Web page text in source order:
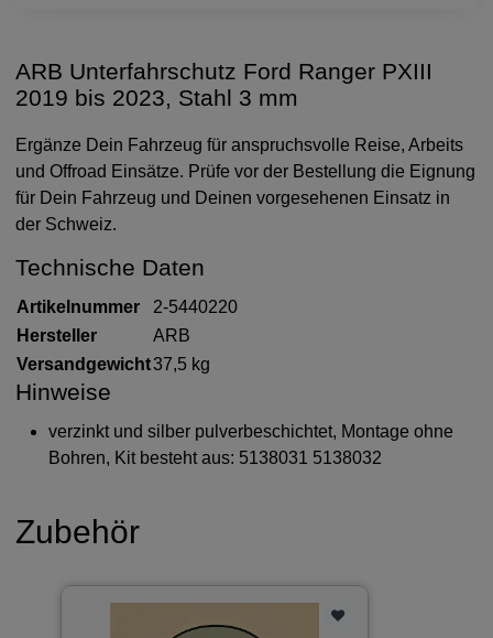
ARB Unterfahrschutz Ford Ranger PXIII
2019 bis 2023, Stahl 3 mm
Ergänze Dein Fahrzeug für anspruchsvolle Reise, Arbeits
und Offroad Einsätze. Prüfe vor der Bestellung die Eignung
für Dein Fahrzeug und Deinen vorgesehenen Einsatz in
der Schweiz.
Technische Daten
Artikelnummer
2-5440220
Hersteller
ARB
Versandgewicht37,5 kg
Hinweise
verzinkt und silber pulverbeschichtet, Montage ohne
Bohren, Kit besteht aus: 5138031 5138032
Zubehör